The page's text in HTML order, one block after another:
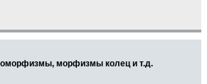
морфизмы колец и т.д.